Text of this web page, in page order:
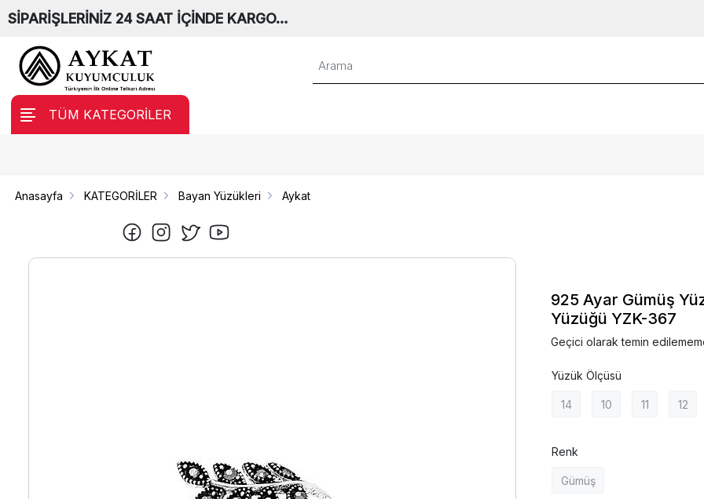
SİPARİŞLERİNİZ 24 SAAT İÇİNDE KARGO…
TÜM KATEGORİLER
Anasayfa KATEGORİLER Bayan Yüzükleri Aykat
925 Ayar Gümüş
Yüzüğü YZK-367
Geçici olarak temin
Yüzük Ölçüsü
14 10 11 12
Renk
Gümüş